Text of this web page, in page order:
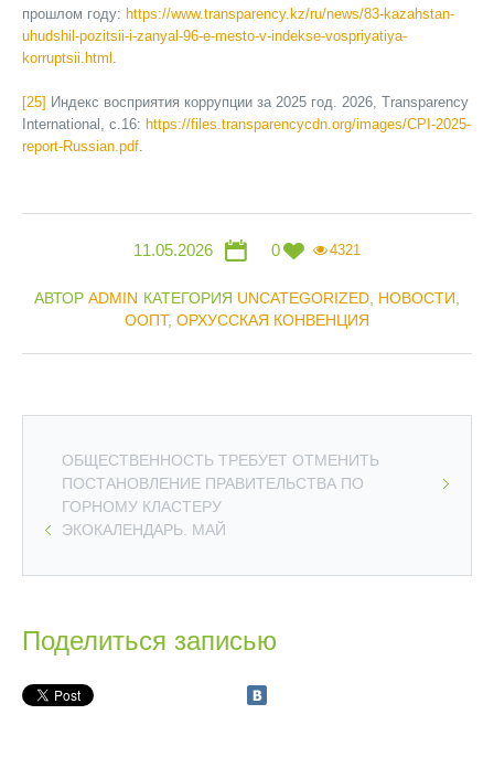
прошлом году: https://www.transparency.kz/ru/news/83-kazahstan-
uhudshil-pozitsii-i-zanyal-96-e-mesto-v-indekse-vospriyatiya-
korruptsii.html
[25] Индекс восприятия коррупции за 2025 год. 2026, Transparency
International, с.16: https://files.transparencycdn.org/images/CPI-2025-
report-Russian.pdf
11.05.2026 0 4321
АВТОР ADMIN КАТЕГОРИЯ UNCATEGORIZED НОВОСТИ
ООПТ, ОРХУССКАЯ КОНВЕНЦИЯ
ОБЩЕСТВЕННОСТЬ ТРЕБУЕТ ОТМЕНИТЬ
ПОСТАНОВЛЕНИЕ ПРАВИТЕЛЬСТВА ПО
ГОРНОМУ КЛАСТЕРУ
ЭКОКАЛЕНДАРЬ. МАЙ
Поделиться записью